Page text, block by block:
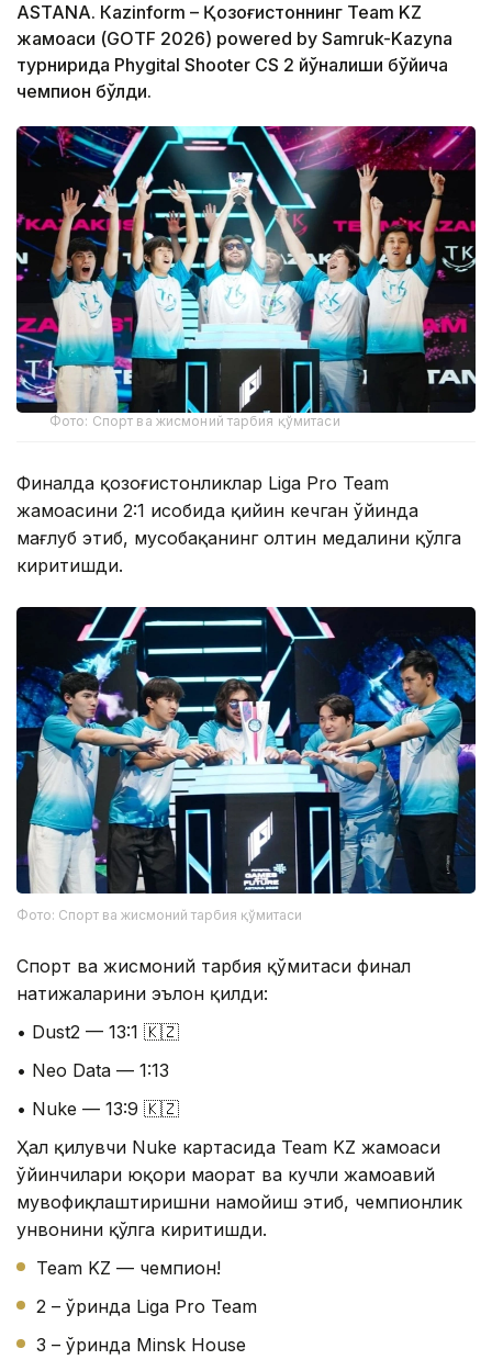
ASTANА. Кazinform – Қозоғистоннинг Team KZ
жамоаси (GOTF 2026) powered by Samruk-Kazyna
турнирида Phygital Shooter CS 2 йўналиши бўйича
чемпион бўлди.
Фото: Спорт ва жисмоний тарбия қўмитаси
Финалда қозоғистонликлар Liga Pro Team
жамоасини 2:1 ҳисобида қийин кечган ўйинда
мағлуб этиб, мусобақанинг олтин медалини қўлга
киритишди.
Фото: Спорт ва жисмоний тарбия қўмитаси
Спорт ва жисмоний тарбия қўмитаси финал
натижаларини эълон қилди:
• Dust2 — 13:1 🇰🇿
• Neo Data — 1:13
• Nuke — 13:9 🇰🇿
Ҳал қилувчи Nuke картасида Team KZ жамоаси
ўйинчилари юқори маҳорат ва кучли жамоавий
мувофиқлаштиришни намойиш этиб, чемпионлик
унвонини қўлга киритишди.
Team KZ — чемпион!
2 – ўринда Liga Pro Team
3 – ўринда Minsk House